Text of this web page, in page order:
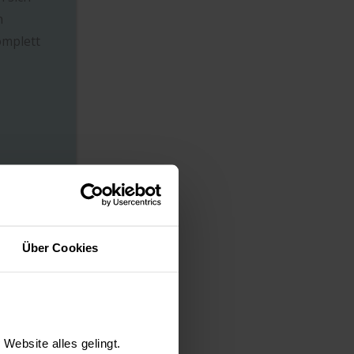
Über Cookies
alles gelingt.